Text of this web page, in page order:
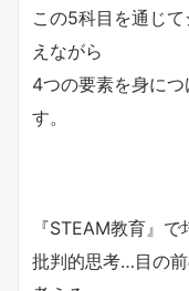
この5科目を通じ
えながら
4つの要素を身に
す。
『STEAM教育』
批判的思考…目の